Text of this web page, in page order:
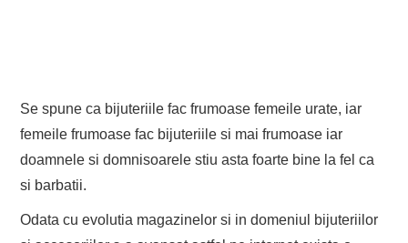
Se spune ca bijuteriile fac frumoase femeile urate, iar
femeile frumoase fac bijuteriile si mai frumoase iar
doamnele si domnisoarele stiu asta foarte bine la fel ca
si barbatii.
Odata cu evolutia magazinelor si in domeniul bijuteriilor